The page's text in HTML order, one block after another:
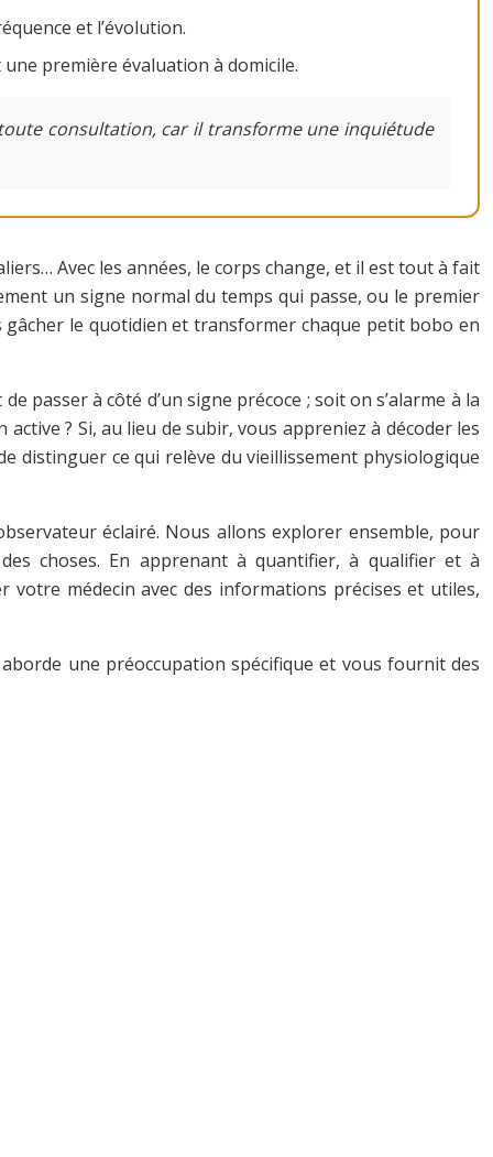
et l’évolution.
première évaluation à domicile.
consultation, car il transforme une inquiétude
Avec les années, le corps change, et il est tout à fait
un signe normal du temps qui passe, ou le premier
gâcher le quotidien et transformer chaque petit bobo en
passer à côté d’un signe précoce ; soit on s’alarme à la
? Si, au lieu de subir, vous appreniez à décoder les
distinguer ce qui relève du vieillissement physiologique
éclairé. Nous allons explorer ensemble, pour
choses. En apprenant à quantifier, à qualifier et à
médecin avec des informations précises et utiles,
une préoccupation spécifique et vous fournit des